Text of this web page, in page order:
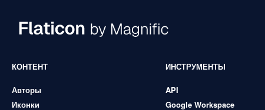
КОНТЕНТ
Авторы
Иконки
ИНСТРУМЕНТЫ
API
Google Workspace